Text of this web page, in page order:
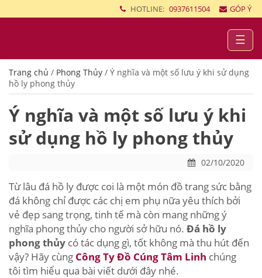
HOTLINE: 0937611504 GÓP Ý
☰
Trang chủ / Phong Thủy / Ý nghĩa và một số lưu ý khi sử dụng
hồ ly phong thủy
Ý nghĩa và một số lưu ý khi
sử dụng hồ ly phong thủy
02/10/2020
Từ lâu đá hồ ly được coi là một món đồ trang sức bằng
đá không chỉ được các chị em phụ nữa yêu thích bởi
vẻ đẹp sang trọng, tinh tế mà còn mang những ý
nghĩa phong thủy cho người sở hữu nó. Đá hồ ly
phong thủy có tác dụng gì, tốt không mà thu hút đến
vậy? Hãy cùng Công Ty Đồ Cúng Tâm Linh chúng
tôi tìm hiểu qua bài viết dưới đây nhé.